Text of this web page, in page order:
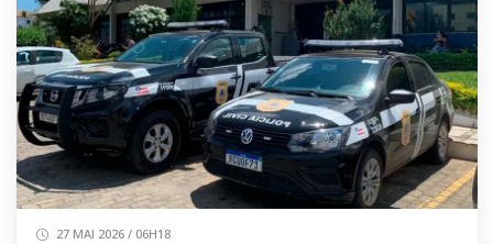
27 MAI 2026 / 06H18